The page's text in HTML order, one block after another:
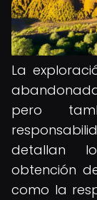
La
pero
detallan
obtención
como la